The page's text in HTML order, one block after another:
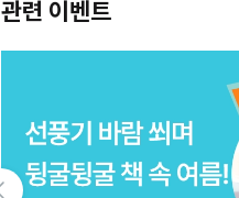
관련 이벤트